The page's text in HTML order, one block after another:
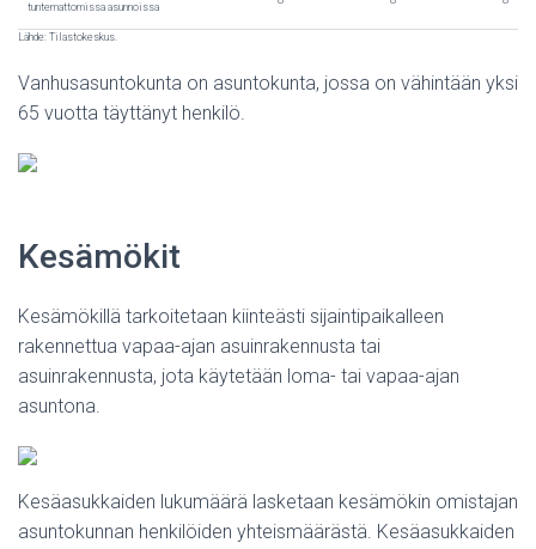
tuntemattomissa asunnoissa
Lähde: Tilastokeskus.
Vanhusasuntokunta on asuntokunta, jossa on vähintään yksi
65 vuotta täyttänyt henkilö.
Kesämökit
Kesämökillä tarkoitetaan kiinteästi sijaintipaikalleen
rakennettua vapaa-ajan asuinrakennusta tai
asuinrakennusta, jota käytetään loma- tai vapaa-ajan
asuntona.
Kesäasukkaiden lukumäärä lasketaan kesämökin omistajan
asuntokunnan henkilöiden yhteismäärästä. Kesäasukkaiden